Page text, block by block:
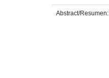
Abstract/Resumen: